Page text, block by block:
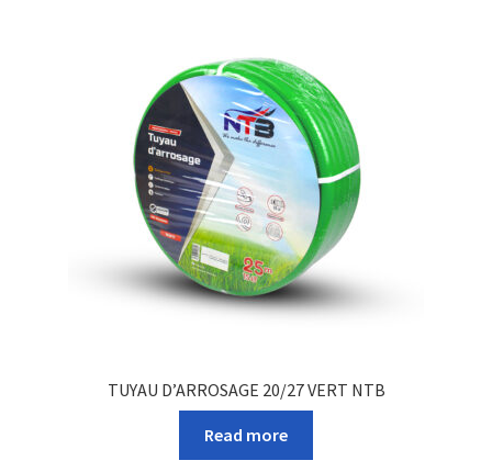
TUYAU D’ARROSAGE 20/27 VERT NTB
Read more